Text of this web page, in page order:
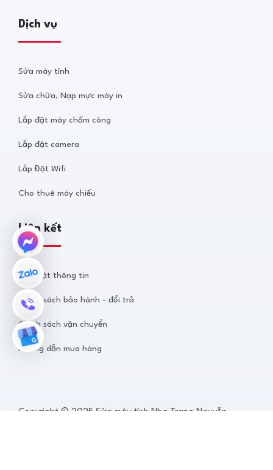
Dịch vụ
Sửa máy tính
Sửa chữa, Nạp mực máy in
Lắp đặt máy chấm công
Lắp đặt camera
Lắp Đặt Wifi
Cho thuê máy chiếu
Liên kết
Bảo mật thông tin
Chính sách bảo hành - đổi trả
Chính sách vận chuyển
Hướng dẫn mua hàng
Copyright © 2025 Sửa máy tính Nha Trang Nguyễn